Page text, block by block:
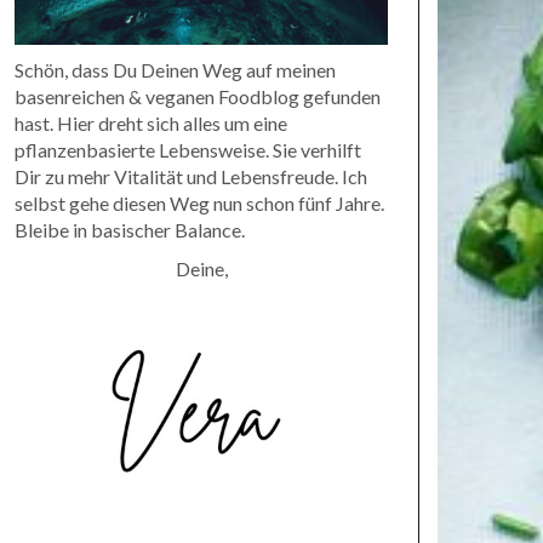
Schön, dass Du Deinen Weg auf meinen
basenreichen & veganen Foodblog gefunden
hast. Hier dreht sich alles um eine
pflanzenbasierte Lebensweise. Sie verhilft
Dir zu mehr Vitalität und Lebensfreude. Ich
selbst gehe diesen Weg nun schon fünf Jahre.
Bleibe in basischer Balance.
Deine,